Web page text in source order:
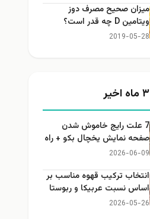
میزان صحیح مصرف دوز
ویتامین D چه قدر است؟
2019-05-28
7 علت رایج خاموش شدن
صفحه نمایش یخچال بکو + راه
حل
2026-06-09
انتخاب ترکیب قهوه مناسب بر
اساس نسبت عربیکا و ربوستا
2026-05-26